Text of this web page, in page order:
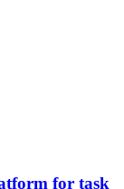
for task